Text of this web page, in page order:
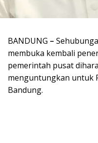
BANDUNG –
membuka kembali
pemerintah pusat
menguntungkan untuk
Bandung.